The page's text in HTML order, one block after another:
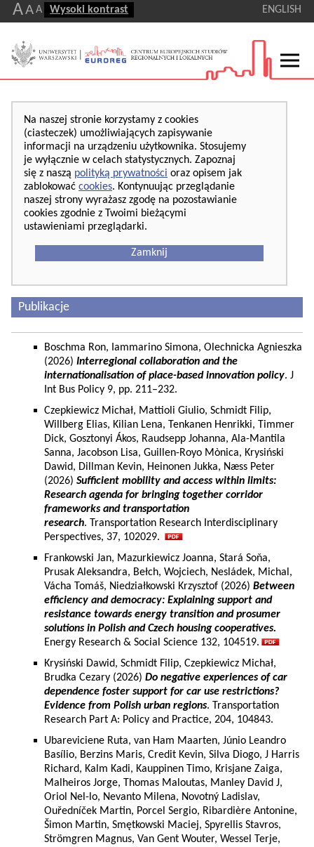
AA A Wysoki kontrast ENGLISH
Na naszej stronie korzystamy z cookies
(ciasteczek) umożliwiających zapisywanie
informacji na urządzeniu użytkownika. Stosujemy
je wyłącznie w celach statystycznych. Zapoznaj
się z naszą polityką prywatności oraz opisem jak
zablokować cookies. Kontynuując przeglądanie
naszej strony wyrażasz zgodę na pozostawianie
cookies zgodnie z Twoimi bieżącymi
ustawieniami przeglądarki.
Zamknij
Publikacje
Boschma Ron, Iammarino Simona, Olechnicka Agnieszka
(2026) Interregional collaboration and the
internationalisation of place-based innovation policy. J
Int Bus Policy 9, pp. 211–232.
Czepkiewicz Michał, Mattioli Giulio, Schmidt Filip,
Willberg Elias, Kilian Lena, Tenkanen Henrikki, Timmer
Dick, Gosztonyi Ákos, Raudsepp Johanna, Ala-Mantila
Sanna, Jacobson Lisa, Guillen-Royo Mònica, Krysiński
Dawid, Dillman Kevin, Heinonen Jukka, Næss Peter
(2026) Sufficient mobility and access within limits:
Research agenda for bringing together corridor
frameworks and transportation
research. Transportation Research Interdisciplinary
Perspectives, 37, 102029.
Frankowski Jan, Mazurkiewicz Joanna, Stará Soňa,
Prusak Aleksandra, Bełch, Wojciech, Nesládek, Michal,
Vácha Tomáš, Niedziałkowski Krzysztof (2026) Between
efficiency and democracy: Explaining support and
resistance towards energy transition and prosumer
solutions in Polish and Czech housing cooperatives.
Energy Research & Social Science 132, 104519.
Krysiński Dawid, Schmidt Filip, Czepkiewicz Michał,
Brudka Cezary (2026) Do negative experiences of car
dependence foster support for car use restrictions?
Evidence from Polish urban regions. Transportation
Research Part A: Policy and Practice, 204, 104843.
Ubareviciene Ruta, van Ham Maarten, Júnio Leandro
Basílio, Berzins Maris, Credit Kevin, Silva Diogo, J Harris
Richard, Kalm Kadi, Kauppinen Timo, Krisjane Zaiga,
Malheiros Jorge, Thomas Maloutas, Manley David J,
Oriol Nel-lo, Nevanto Milena, Novotný Ladislav,
Ouředníček Martin, Porcel Sergio, Ribardière Antonine,
Šimon Martin, Smętkowski Maciej, Spyrellis Stavros,
Strömgren Magnus, Van Gent Wouter, Wessel Terje,